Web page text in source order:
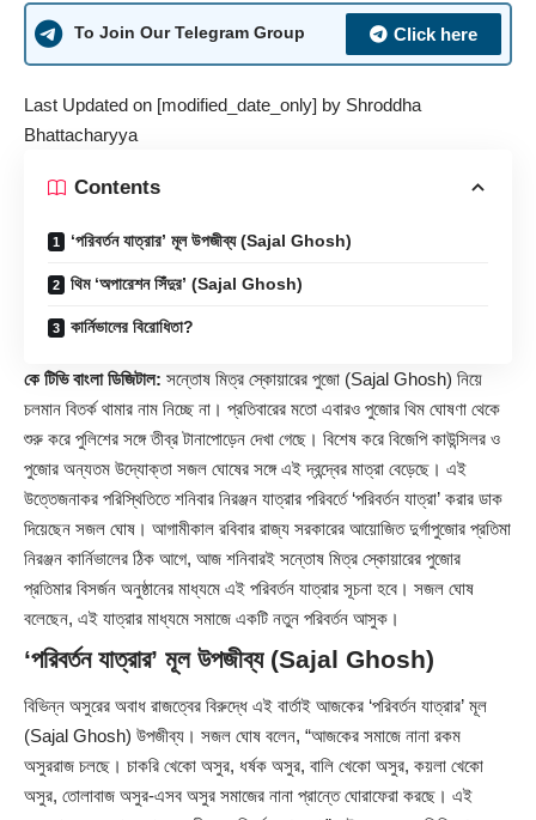
To Join Our Telegram Group Click here
Last Updated on [modified_date_only] by Shroddha
Bhattacharyya
Contents
‘পরিবর্তন যাত্রার’ মূল উপজীব্য (Sajal Ghosh)
থিম ‘অপারেশন সিঁদুর’ (Sajal Ghosh)
কার্নিভালের বিরোধিতা?
কে টিভি বাংলা ডিজিটাল: সন্তোষ মিত্র স্কোয়ারের পুজো (Sajal Ghosh) নিয়ে
চলমান বিতর্ক থামার নাম নিচ্ছে না। প্রতিবারের মতো এবারও পুজোর থিম ঘোষণা থেকে
শুরু করে পুলিশের সঙ্গে তীব্র টানাপোড়েন দেখা গেছে। বিশেষ করে বিজেপি কাউন্সিলর ও
পুজোর অন্যতম উদ্যোক্তা সজল ঘোষের সঙ্গে এই দ্বন্দ্বের মাত্রা বেড়েছে। এই
উত্তেজনাকর পরিস্থিতিতে শনিবার নিরঞ্জন যাত্রার পরিবর্তে ‘পরিবর্তন যাত্রা’ করার ডাক
দিয়েছেন সজল ঘোষ। আগামীকাল রবিবার রাজ্য সরকারের আয়োজিত দুর্গাপুজোর প্রতিমা
নিরঞ্জন কার্নিভালের ঠিক আগে, আজ শনিবারই সন্তোষ মিত্র স্কোয়ারের পুজোর
প্রতিমার বিসর্জন অনুষ্ঠানের মাধ্যমে এই পরিবর্তন যাত্রার সূচনা হবে। সজল ঘোষ
বলেছেন, এই যাত্রার মাধ্যমে সমাজে একটি নতুন পরিবর্তন আসুক।
‘পরিবর্তন যাত্রার’ মূল উপজীব্য (Sajal Ghosh)
বিভিন্ন অসুরের অবাধ রাজত্বের বিরুদ্ধে এই বার্তাই আজকের ‘পরিবর্তন যাত্রার’ মূল
(Sajal Ghosh) উপজীব্য। সজল ঘোষ বলেন, “আজকের সমাজে নানা রকম
অসুররাজ চলছে। চাকরি খেকো অসুর, ধর্ষক অসুর, বালি খেকো অসুর, কয়লা খেকো
অসুর, তোলাবাজ অসুর-এসব অসুর সমাজের নানা প্রান্তে ঘোরাফেরা করছে। এই